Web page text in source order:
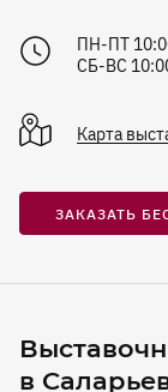
ПН-ПТ
СБ-ВС
Карта
ЗАКАЗАТЬ
в